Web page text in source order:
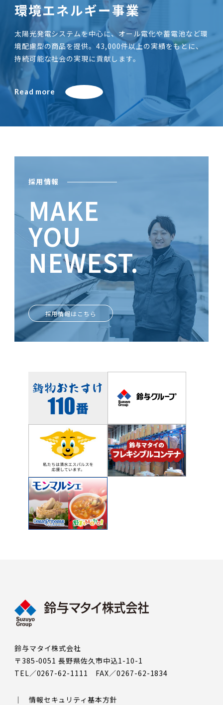
環境エネルギー事業
太陽光発電システムを中心に、オール電化や蓄電池など環
境配慮型の商品を提供。43,000件以上の実績をもとに、
持続可能な社会の実現に貢献します。
Read more
採用情報
MAKE
YOU
NEWEST.
ときめきがあなたを輝かせる
採用情報はこちら
鈴与マタイ株式会社
〒385-0051 長野県佐久市中込1-10-1
TEL／0267-62-1111 FAX／0267-62-1834
情報セキュリティ基本方針